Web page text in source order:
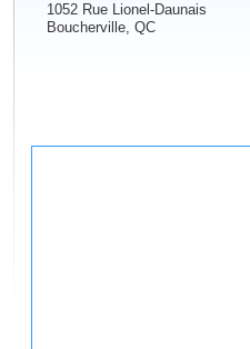
1052 Rue Lionel-Daunais
Boucherville, QC